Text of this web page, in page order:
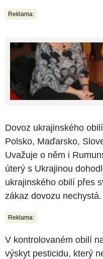
Reklama:
Dovoz ukrajinského
Polsko, Maďarsko,
Uvažuje o něm i
úterý s Ukrajinou
ukrajinského obilí přes
zákaz dovozu nechystá.
Reklama:
V kontrolovaném obilí
výskyt pesticidu, který